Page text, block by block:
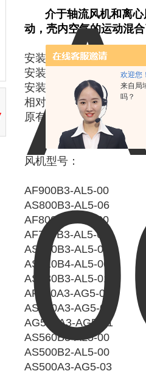
欢迎您！
来自局
吗？
介于轴流风机和离
动，壳内空气的运动混
安装、维修原因：风机
安装要求，对风机运行
安装不当，零部件错位
相对位置）调整不当；
原有的配合性质和精度等
风机型号：
AF900B3-AL5-00
AS800B3-AL5-06
AF800B3-AL5-00
AF710B3-AL5-00
AS710B3-AL5-03
AS710B4-AL5-00
AS630B3-AL5-01
AF630A3-AG5-00
AS630A3-AG5-01
AG560A3-AG5-01
AS560B3-AL5-00
AS500B2-AL5-00
AS500A3-AG5-03